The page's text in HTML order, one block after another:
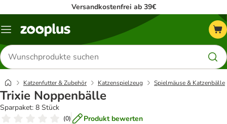
Versandkostenfrei ab 39€
Menü
Produkte
suchen
Katzenfutter & Zubehör Katzenspielzeug Spielmäuse & Katzenbälle
Trixie Noppenbälle
Sparpaket: 8 Stück
(0) Produkt bewerten